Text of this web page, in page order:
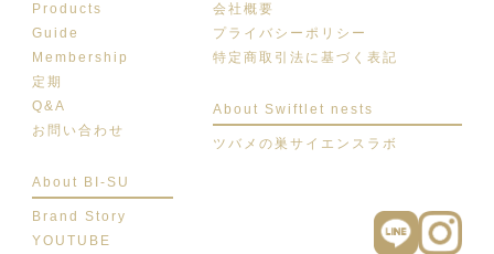
Products
Guide
Membership
定期
Q&A
お問い合わせ
About BI-SU
Brand Story
YOUTUBE
会社概要
プライバシーポリシー
特定商取引法に基づく表記
About Swiftlet nests
ツバメの巣サイエンスラボ